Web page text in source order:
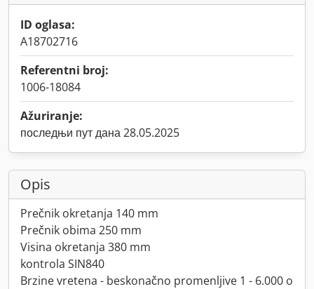
ID oglasa:
A18702716
Referentni broj:
1006-18084
Ažuriranje:
последњи пут дана 28.05.2025
Opis
Prečnik okretanja 140 mm
Prečnik obima 250 mm
Visina okretanja 380 mm
kontrola SIN840
Brzine vretena - beskonačno promenljive 1 - 6.000 o